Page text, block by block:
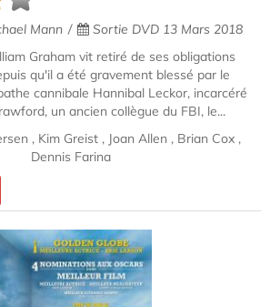
Mann
Sortie DVD 13 Mars 2018
Graham vit retiré de ses obligations
qu'il a été gravement blessé par le
cannibale Hannibal Leckor, incarcéré
un ancien collègue du FBI, le...
, Kim Greist , Joan Allen , Brian Cox ,
Dennis Farina